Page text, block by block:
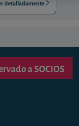
detalladamente
a SOCIOS